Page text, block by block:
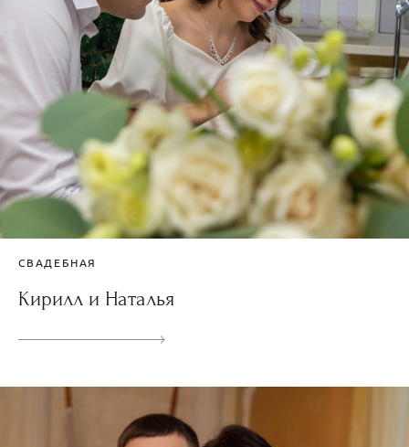
СВАДЕБНАЯ
Кирилл и Наталья